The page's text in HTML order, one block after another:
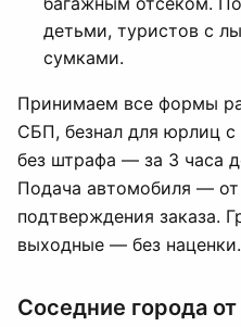
детьми, туристов с
сумками.
Принимаем все формы
СБП, безнал для юрлиц
без штрафа — за 3 часа
Подача автомобиля —
подтверждения заказа.
выходные — без наценки.
Соседние города